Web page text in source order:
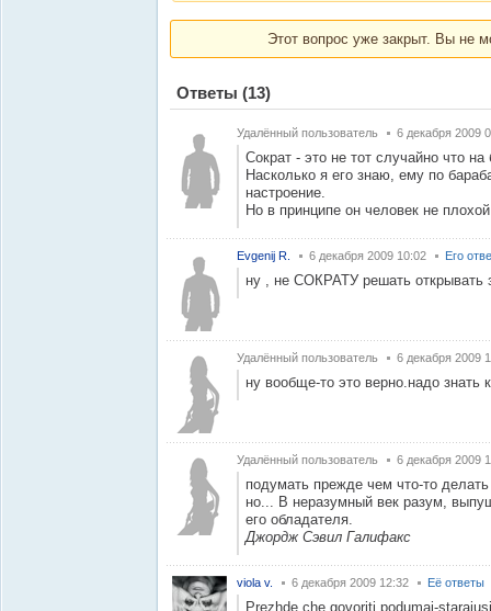
Этот вопрос уже закрыт. Вы не
Ответы (13)
Удалённый пользователь 6 декабря 2009
Сократ - это не тот случайно что
Насколько я его знаю, ему по
настроение.
Но в принципе он человек не
Evgenij R. 6 декабря 2009 10:02 Его
ну , не СОКРАТУ решать открывать
Удалённый пользователь 6 декабря 2009
ну вообще-то это верно.надо знать
Удалённый пользователь 6 декабря 2009
подумать прежде чем что-то
но... В неразумный век разум,
его обладателя.
Джордж Сэвил Галифакс
viola v. 6 декабря 2009 12:32 Её ответы
Prezhde che govoritj podumaj-